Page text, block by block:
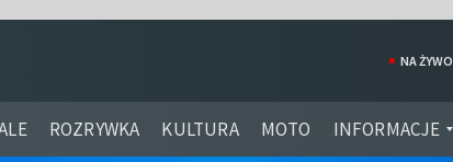
ROZRYWKA KULTURA MOTO INFORMACJE
NA ŻYWO